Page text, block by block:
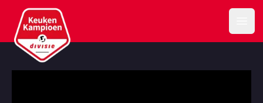
Keuken Kampioen Divisie